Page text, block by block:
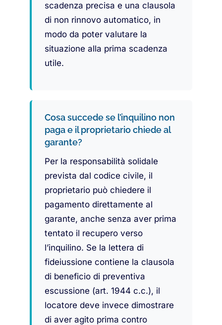
scadenza precisa e una clausola
di non rinnovo automatico, in
modo da poter valutare la
situazione alla prima scadenza
utile.
Cosa succede se l’inquilino non
paga e il proprietario chiede al
garante?
Per la responsabilità solidale
prevista dal codice civile, il
proprietario può chiedere il
pagamento direttamente al
garante, anche senza aver prima
tentato il recupero verso
l’inquilino. Se la lettera di
fideiussione contiene la clausola
di beneficio di preventiva
escussione (art. 1944 c.c.), il
locatore deve invece dimostrare
di aver agito prima contro